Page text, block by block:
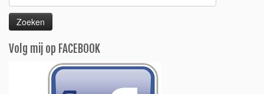
naar:
Volg mij op FACEBOOK